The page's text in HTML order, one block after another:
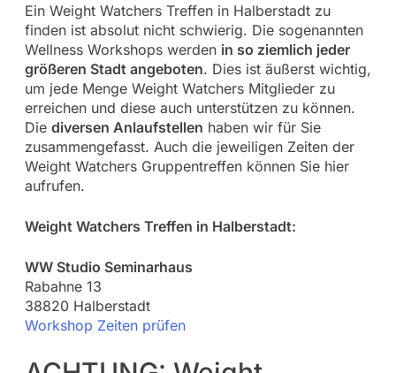
Ein Weight Watchers Treffen in Halberstadt zu
finden ist absolut nicht schwierig. Die sogenannten
Wellness Workshops werden in so ziemlich jeder
größeren Stadt angeboten. Dies ist äußerst wichtig,
um jede Menge Weight Watchers Mitglieder zu
erreichen und diese auch unterstützen zu können.
Die diversen Anlaufstellen haben wir für Sie
zusammengefasst. Auch die jeweiligen Zeiten der
Weight Watchers Gruppentreffen können Sie hier
aufrufen.
Weight Watchers Treffen in Halberstadt:
WW Studio Seminarhaus
Rabahne 13
38820 Halberstadt
Workshop Zeiten prüfen